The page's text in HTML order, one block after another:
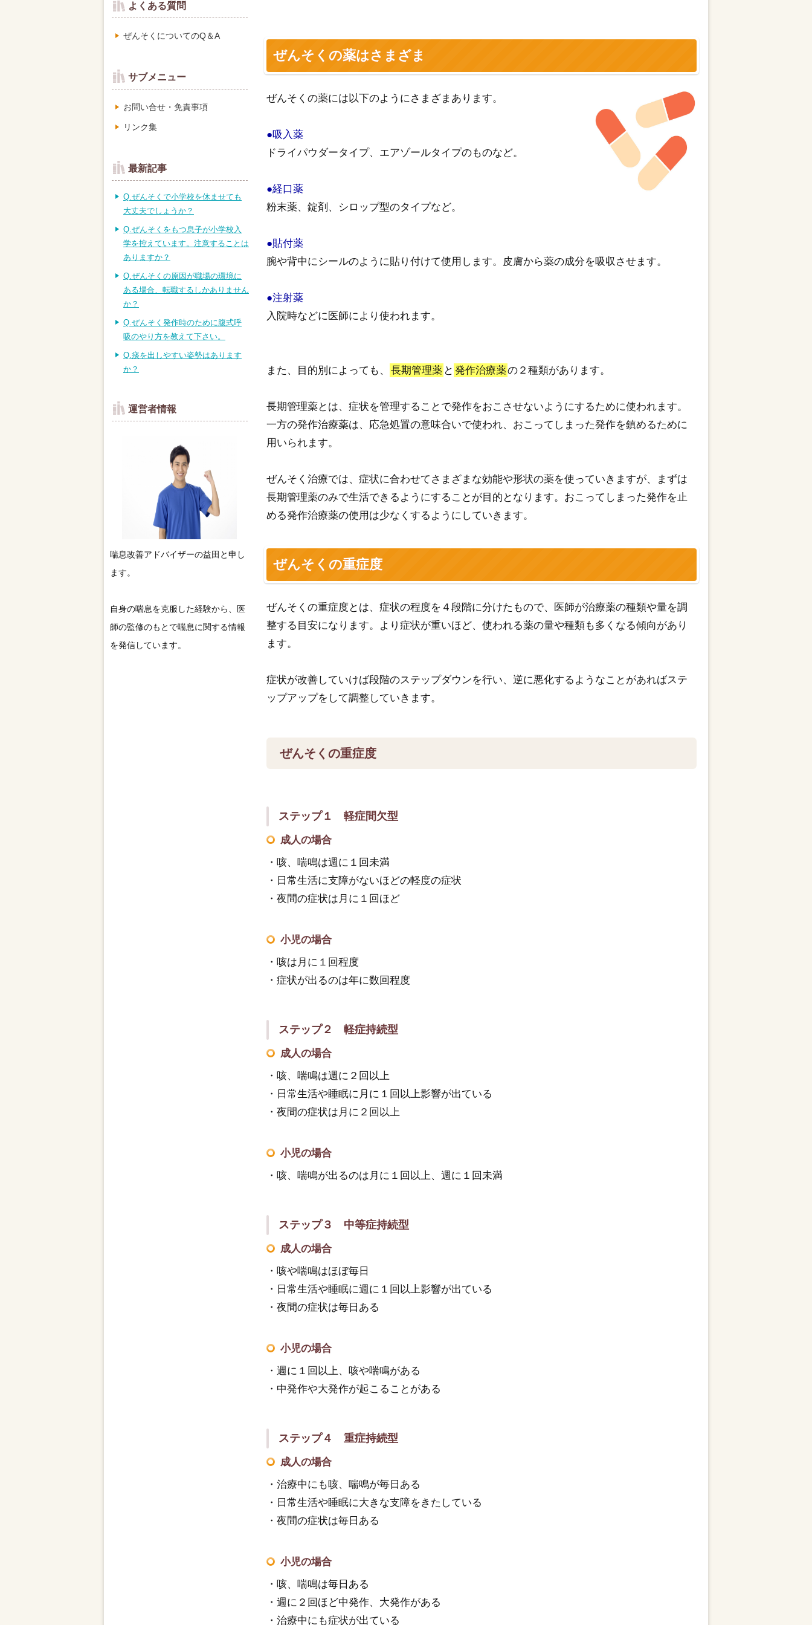
ぜんそくの薬はさまざま
ぜんそくの薬には以下のようにさまざまあります。
●吸入薬
ドライパウダータイプ、エアゾールタイプのものなど。
●経口薬
粉末薬、錠剤、シロップ型のタイプなど。
●貼付薬
腕や背中にシールのように貼り付けて使用します。皮膚から薬の成分を吸収させます。
●注射薬
入院時などに医師により使われます。
また、目的別によっても、 長期管理薬 と 発作治療薬の２種類があります。
長期管理薬とは、症状を管理することで発作をおこさせないようにするために使われます。
一方の発作治療薬は、応急処置の意味合いで使われ、おこってしまった発作を鎮めるために
用いられます。
ぜんそく治療では、症状に合わせてさまざまな効能や形状の薬を使っていきますが、まずは
長期管理薬のみで生活できるようにすることが目的となります。おこってしまった発作を止
める発作治療薬の使用は少なくするようにしていきます。
ぜんそくの重症度
ぜんそくの重症度とは、症状の程度を４段階に分けたもので、医師が治療薬の種類や量を調
整する目安になります。より症状が重いほど、使われる薬の量や種類も多くなる傾向があり
ます。
症状が改善していけば段階のステップダウンを行い、逆に悪化するようなことがあればステ
ップアップをして調整していきます。
ぜんそくの重症度
ステップ１ 軽症間欠型
成人の場合
・咳、喘鳴は週に１回未満
・日常生活に支障がないほどの軽度の症状
・夜間の症状は月に１回ほど
小児の場合
・咳は月に１回程度
・症状が出るのは年に数回程度
ステップ２ 軽症持続型
成人の場合
・咳、喘鳴は週に２回以上
・日常生活や睡眠に月に１回以上影響が出ている
・夜間の症状は月に２回以上
小児の場合
・咳、喘鳴が出るのは月に１回以上、週に１回未満
ステップ３ 中等症持続型
成人の場合
・咳や喘鳴はほぼ毎日
・日常生活や睡眠に週に１回以上影響が出ている
・夜間の症状は毎日ある
小児の場合
・週に１回以上、咳や喘鳴がある
・中発作や大発作が起こることがある
ステップ４ 重症持続型
成人の場合
・治療中にも咳、喘鳴が毎日ある
・日常生活や睡眠に大きな支障をきたしている
・夜間の症状は毎日ある
小児の場合
・咳、喘鳴は毎日ある
・週に２回ほど中発作、大発作がある
・治療中にも症状が出ている
よくある質問
ぜんそくについてのQ＆A
サブメニュー
お問い合せ・免責事項
リンク集
最新記事
Q.ぜんそくで小学校を休ませても
大丈夫でしょうか？
Q.ぜんそくをもつ息子が小学校入
学を控えています。注意することは
ありますか？
Q.ぜんそくの原因が職場の環境に
ある場合、転職するしかありません
か？
Q.ぜんそく発作時のために腹式呼
吸のやり方を教えて下さい。
Q.痰を出しやすい姿勢はあります
か？
運営者情報
喘息改善アドバイザーの益田と申し
ます。
自身の喘息を克服した経験から、医
師の監修のもとで喘息に関する情報
を発信しています。